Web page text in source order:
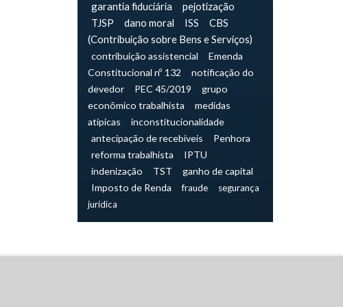
garantia fiduciária
pejotização
TJSP
dano moral ISS
CBS
(Contribuição sobre Bens e Serviços)
contribuição assistencial
Emenda
Constitucional nº 132
notificação do
devedor
PEC 45/2019
grupo
econômico trabalhista
medidas
atípicas
inconstitucionalidade
antecipação de recebíveis
Penhora
reforma trabalhista
IPTU
indenização
TST
ganho de capital
Imposto de Renda
fraude
segurança
jurídica